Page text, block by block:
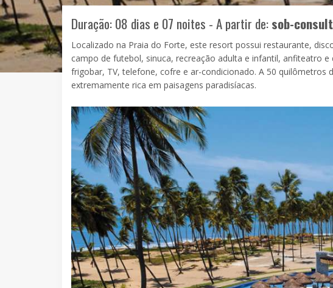
Duração: 08 dias e 07 noites - A partir de:sob-
Localizado na Praia do Forte, este resort possui restaurante,
campo de futebol, sinuca, recreação adulta e infantil, anfiteatro
frigobar, TV, telefone, cofre e ar-condicionado. A 50 quilômetros
extremamente rica em paisagens paradisíacas.